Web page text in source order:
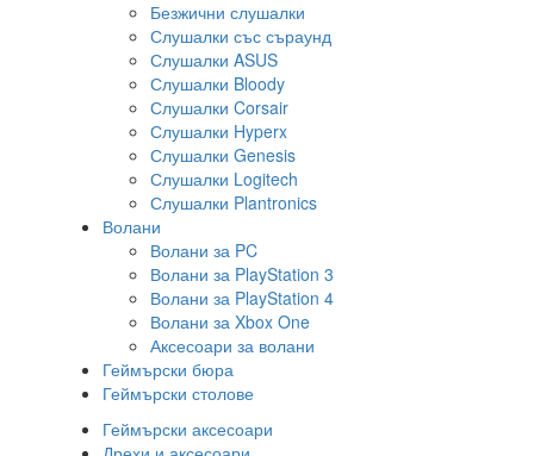
Безжични слушалки
Слушалки със съраунд
Слушалки ASUS
Слушалки Bloody
Слушалки Corsair
Слушалки Hyperx
Слушалки Genesis
Слушалки Logitech
Слушалки Plantronics
Волани
Волани за PC
Волани за PlayStation 3
Волани за PlayStation 4
Волани за Xbox One
Аксесоари за волани
Геймърски бюра
Геймърски столове
Геймърски аксесоари